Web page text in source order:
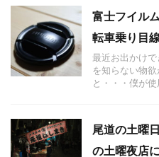
富士フイル
転車乗り目
最近お出かけ
を知らない物
と・・・僕が
尾道の土曜
の土曜夜店